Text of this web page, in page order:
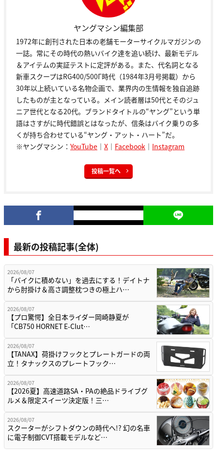
ヤングマシン編集部
1972年に創刊された日本の老舗モーターサイクルマガジンの
一誌。常にその時代の熱いバイク達を追い続け、最新モデル
＆アイテムの実証テストに定評がある。また、代名詞となる
新車スクープはRG400/500Γ時代（1984年3月号掲載）から
30年以上続いている名物企画で、業界内の生情報を独自追跡
したものが主となっている。メイン読者層は50代とそのジュ
ニア世代となる20代。ブランドタイトルの“ヤング”という単
語はさすがに時代錯誤とはなったが、信条はバイク乗りの多
くが持ち合わせている“ヤング・アット・ハート”だ。
※ヤングマシン： YouTube ｜ X ｜ Facebook ｜ Instagram
投稿一覧へ
最新の投稿記事(全体)
2026/08/07
「バイクに積めない」を過去にする！デイトナ
から肘掛け＆高さ調整枕つきの極上ハ…
2026/08/07
【プロ驚愕】全日本ライダー岡崎静夏が
「CB750 HORNET E-Clut…
2026/08/07
【TANAX】荷掛けフックとプレートガードの両
立！タナックスのプレートフック…
2026/08/07
【2026夏】高速道路SA・PAの絶品ドライブグ
ルメ＆限定スイーツ決定版！三…
2026/08/07
スクーターがシフトダウンの時代へ!? 幻の名車
に電子制御CVT搭載モデルなど…